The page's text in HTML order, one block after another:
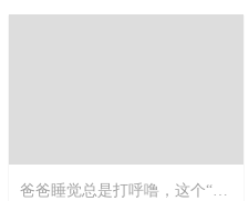
爸爸睡觉总是打呼噜，这个“熊孩子”发明了睡眠辅助机器人